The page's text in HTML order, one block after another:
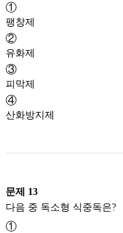
①
팽창제
②
유화제
③
피막제
④
산화방지제
문제 13
다음 중 독소형 식중독은?
①